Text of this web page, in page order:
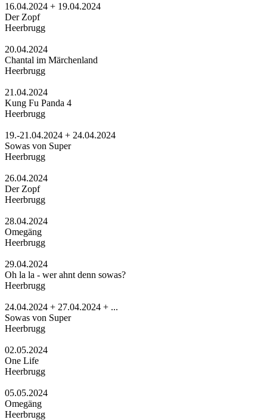
16.04.2024 + 19.04.2024
Der Zopf
Heerbrugg
20.04.2024
Chantal im Märchenland
Heerbrugg
21.04.2024
Kung Fu Panda 4
Heerbrugg
19.-21.04.2024 + 24.04.2024
Sowas von Super
Heerbrugg
26.04.2024
Der Zopf
Heerbrugg
28.04.2024
Omegäng
Heerbrugg
29.04.2024
Oh la la - wer ahnt denn sowas?
Heerbrugg
24.04.2024 + 27.04.2024 + ...
Sowas von Super
Heerbrugg
02.05.2024
One Life
Heerbrugg
05.05.2024
Omegäng
Heerbrugg